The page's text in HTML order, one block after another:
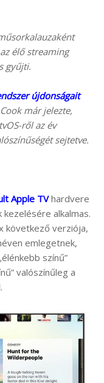
élő streaming
gyűjti.
újdonságait
már jelezte,
ről az év
sejtetve.
Apple TVhardvere
alkalmas.
következő verziója,
emlegetnek,
színű”
valószínűleg a